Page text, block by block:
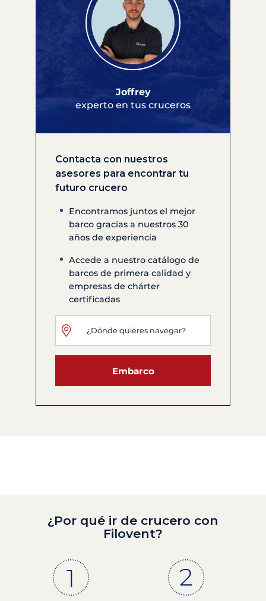
Joffrey
experto en tus cruceros
Contacta con nuestros
asesores para encontrar tu
futuro crucero
Encontramos juntos el mejor
barco gracias a nuestros 30
años de experiencia
Accede a nuestro catálogo de
barcos de primera calidad y
empresas de chárter
certificadas
Embarco
¿Por qué ir de crucero con
Filovent?